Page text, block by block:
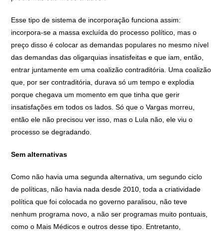
Esse tipo de sistema de incorporação funciona assim:
incorpora-se a massa excluída do processo político, mas o
preço disso é colocar as demandas populares no mesmo nível
das demandas das oligarquias insatisfeitas e que iam, então,
entrar juntamente em uma coalizão contraditória. Uma coalizão
que, por ser contraditória, durava só um tempo e explodia
porque chegava um momento em que tinha que gerir
insatisfações em todos os lados. Só que o Vargas morreu,
então ele não precisou ver isso, mas o Lula não, ele viu o
processo se degradando.
Sem alternativas
Como não havia uma segunda alternativa, um segundo ciclo
de políticas, não havia nada desde 2010, toda a criatividade
política que foi colocada no governo paralisou, não teve
nenhum programa novo, a não ser programas muito pontuais,
como o Mais Médicos e outros desse tipo. Entretanto,